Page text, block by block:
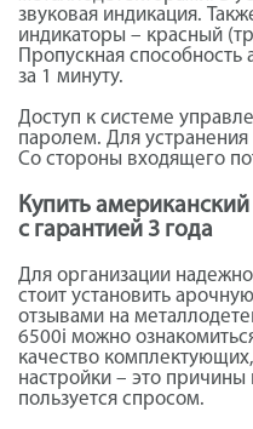
звуковая индикация.
индикаторы – красный
Пропускная способность
за 1 минуту.
Доступ к системе
паролем. Для
Со стороны входящего
Купить
с гарантией 3 года
Для организации
стоит установить
отзывами на
6500i можно
качество
настройки – это
пользуется спросом.